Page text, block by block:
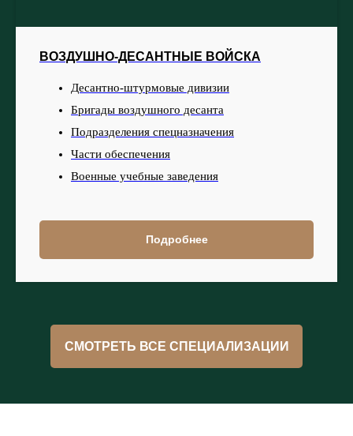
ВОЗДУШНО-ДЕСАНТНЫЕ ВОЙСКА
Десантно-штурмовые дивизии
Бригады воздушного десанта
Подразделения спецназначения
Части обеспечения
Военные учебные заведения
Подробнее
СМОТРЕТЬ ВСЕ СПЕЦИАЛИЗАЦИИ